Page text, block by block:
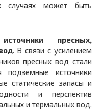
случаях может быть
пресных,
. В связи с усилением
пресных вод стали
подземные источники
статические запасы и
и перспектив
и термальных вод,